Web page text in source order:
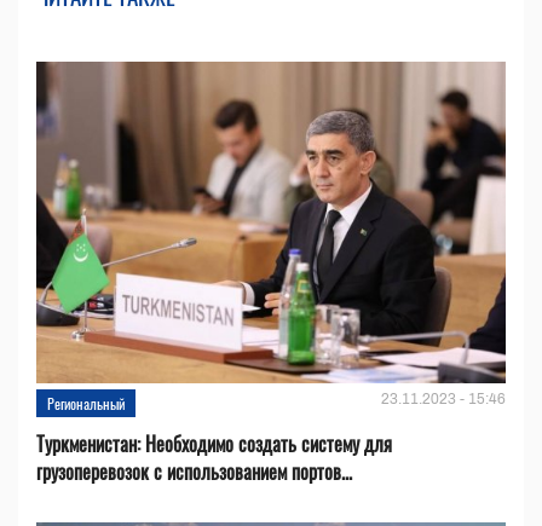
Региональный 23.11.2023 - 15:46
Туркменистан: Необходимо создать систему для
грузоперевозок с использованием портов...